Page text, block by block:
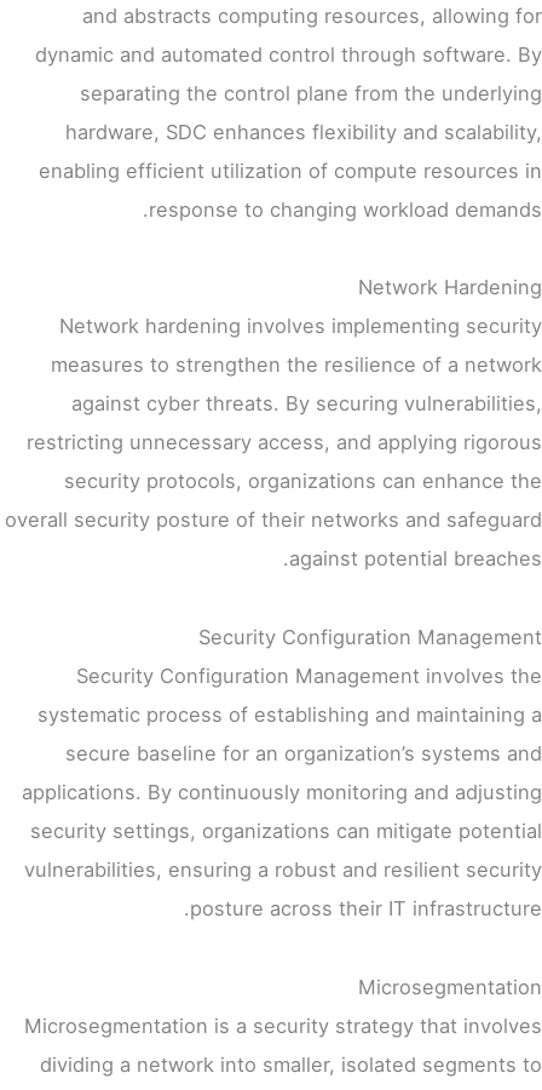
and abstracts computing resources, allowing for
dynamic and automated control through software. By
separating the control plane from the underlying
hardware, SDC enhances flexibility and scalability,
enabling efficient utilization of compute resources in
response to changing workload demands.
Network Hardening
Network hardening involves implementing security
measures to strengthen the resilience of a network
against cyber threats. By securing vulnerabilities,
restricting unnecessary access, and applying rigorous
security protocols, organizations can enhance the
overall security posture of their networks and safeguard
against potential breaches.
Security Configuration Management
Security Configuration Management involves the
systematic process of establishing and maintaining a
secure baseline for an organization’s systems and
applications. By continuously monitoring and adjusting
security settings, organizations can mitigate potential
vulnerabilities, ensuring a robust and resilient security
posture across their IT infrastructure.
Microsegmentation
Microsegmentation is a security strategy that involves
dividing a network into smaller, isolated segments to